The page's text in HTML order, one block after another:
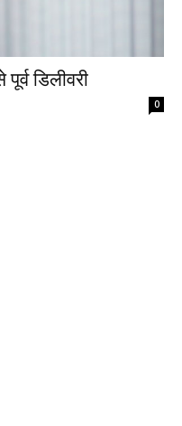
डिलीवरी
0